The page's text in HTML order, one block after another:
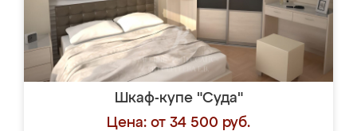
Шкаф-купе "Суда"
Цена: от 34 500 руб.